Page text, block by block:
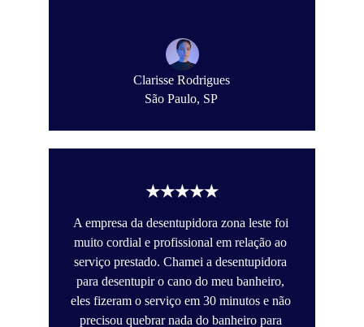
A empresa da desentupidora zona leste foi
muito cordial e profissional em relação ao
serviço prestado. Chamei a desentupidora
para desentupir o cano do meu banheiro,
eles fizeram o serviço em 30 minutos e não
precisou quebrar nada do banheiro para
Clarisse Rodrigues
★★★★★
São Paulo, SP